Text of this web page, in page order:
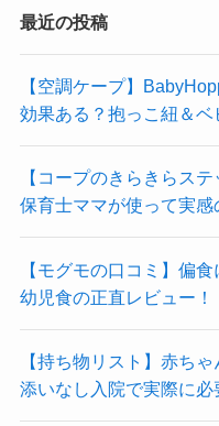
最近の投稿
【空調ケープ】
効果ある？抱っこ紐＆
【コープのきらきらス
保育士ママが使って実感
【モグモの口コミ】偏
幼児食の正直レビュー！
【持ち物リスト】赤ち
添いなし入院で実際に必